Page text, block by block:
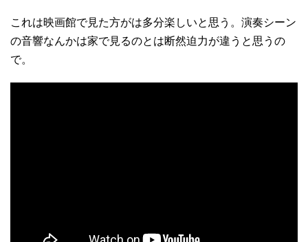
これは映画館で見た方がは多分楽しいと思う。演奏シーン
の音響なんかは家で見るのとは断然迫力が違うと思うの
で。